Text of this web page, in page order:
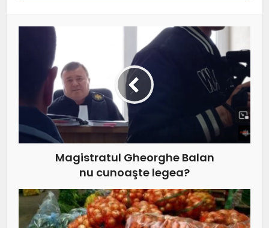
Magistratul Gheorghe Balan
nu cunoaşte legea?